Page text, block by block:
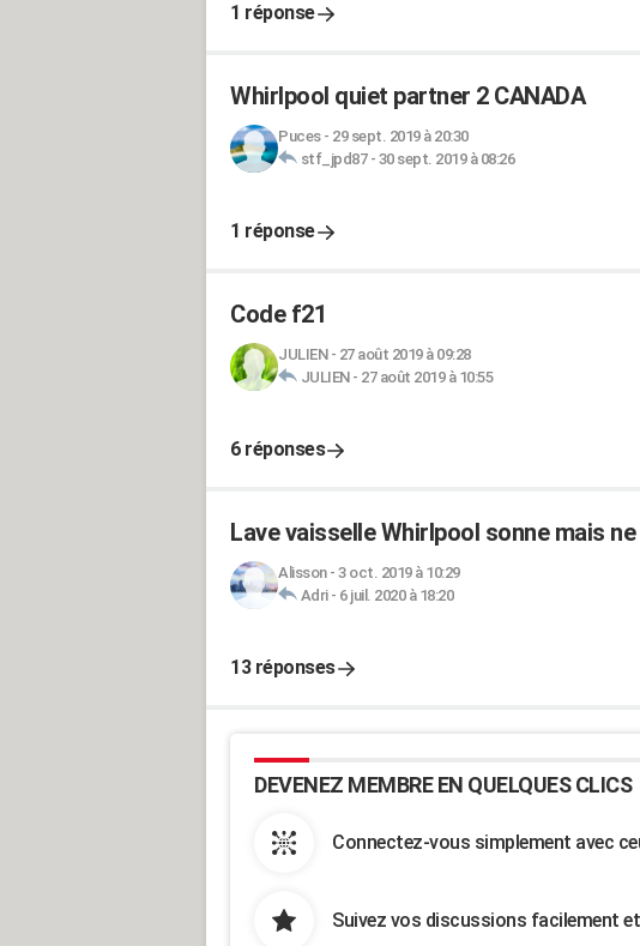
1 réponse
Whirlpool quiet partner 2 CANADA
Puces- 29 sept. 2019 à 20:30
stf_jpd87- 30 sept. 2019 à 08:26
1 réponse
Code f21
JULIEN- 27 août 2019 à 09:28
JULIEN- 27 août 2019 à 10:55
6 réponses
Lave vaisselle Whirlpool sonne mais
Alisson- 3 oct. 2019 à 10:29
Adri- 6 juil. 2020 à 18:20
13 réponses
DEVENEZ MEMBRE EN QUELQUES CLICS
Connectez-vous simplement avec
Suivez vos discussions facilement